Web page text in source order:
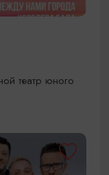
театр юного